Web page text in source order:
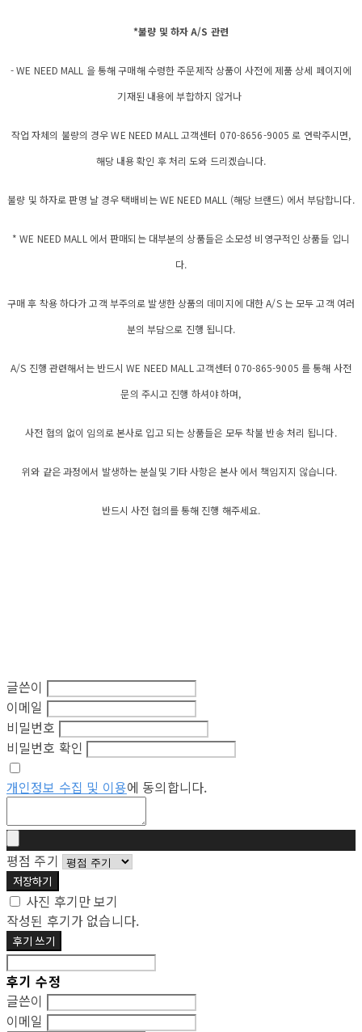
*불량 및 하자 A/S 관련
- WE NEED MALL 을 통해 구매해 수령한 주문제작 상품이 사전에 제품 상세 페이지에
기재된 내용에 부합하지 않거나
작업 자체의 불량의 경우 WE NEED MALL 고객센터 070-8656-9005 로 연락주시면,
해당 내용 확인 후 처리 도와 드리겠습니다.
불량 및 하자로 판명 날 경우 택배비는 WE NEED MALL (해당 브랜드) 에서 부담합니다.
* WE NEED MALL 에서 판매되는 대부분의 상품들은 소모성 비영구적인 상품들 입니
다.
구매 후 착용 하다가 고객 부주의로 발생한 상품의 데미지에 대한 A/S 는 모두 고객 여러
분의 부담으로 진행 됩니다.
A/S 진행 관련해서는 반드시 WE NEED MALL 고객센터 070-865-9005 를 통해 사전
문의 주시고 진행 하셔야 하며,
사전 협의 없이 임의로 본사로 입고 되는 상품들은 모두 착불 반송 처리 됩니다.
위와 같은 과정에서 발생하는 분실및 기타 사항은 본사 에서 책임지지 않습니다.
반드시 사전 협의를 통해 진행 해주세요.
글쓴이
이메일
비밀번호
비밀번호 확인
개인정보 수집 및 이용에 동의합니다.
평점 주기
저장하기
사진 후기만 보기
작성된 후기가 없습니다.
후기 쓰기
후기 수정
글쓴이
이메일